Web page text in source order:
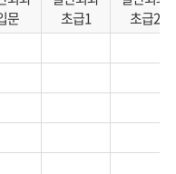
문
초급1
초급2